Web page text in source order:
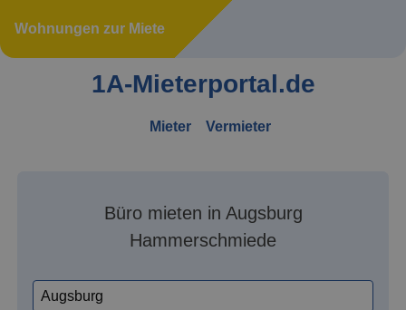
Wohnungen zur Miete
1A-Mieterportal.de
Mieter Vermieter
Büro mieten in Augsburg
Hammerschmiede